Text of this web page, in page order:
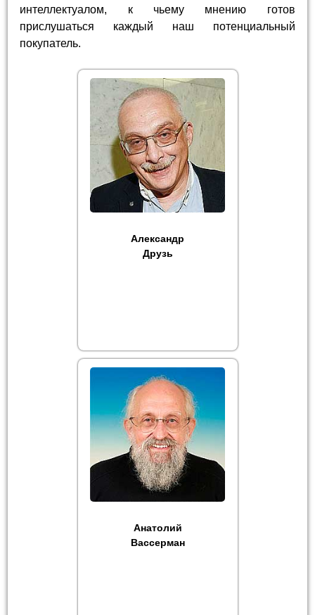
интеллектуалом, к чьему мнению готов
прислушаться каждый наш потенциальный
покупатель.
Александр
Друзь
Анатолий
Вассерман